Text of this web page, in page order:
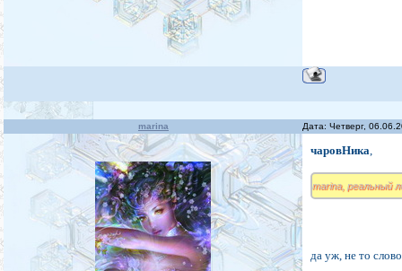
marina Дата: Четверг,
чаровНика,
marina, реальный
да уж, не то